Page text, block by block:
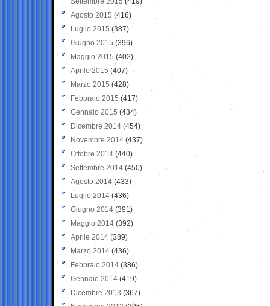
Agosto 2015 (416)
Luglio 2015 (387)
Giugno 2015 (396)
Maggio 2015 (402)
Aprile 2015 (407)
Marzo 2015 (428)
Febbraio 2015 (417)
Gennaio 2015 (434)
Dicembre 2014 (454)
Novembre 2014 (437)
Ottobre 2014 (440)
Settembre 2014 (450)
Agosto 2014 (433)
Luglio 2014 (436)
Giugno 2014 (391)
Maggio 2014 (392)
Aprile 2014 (389)
Marzo 2014 (436)
Febbraio 2014 (386)
Gennaio 2014 (419)
Dicembre 2013 (367)